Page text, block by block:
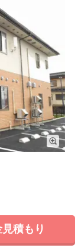
入り口の前に
ます。
積もり